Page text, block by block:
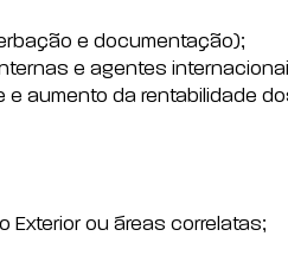
e documentação);
e agentes
aumento da rentabilidade
Exterior ou áreas correlatas;